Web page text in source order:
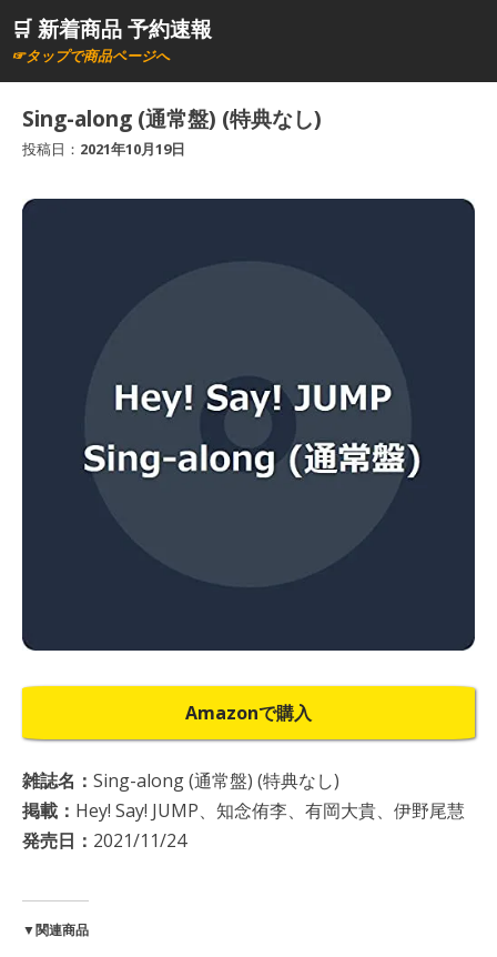
ン🛒 新着商品 予約速報
☞タップで商品ページへ
Sing-along (通常盤) (特典なし)
投稿日： 2021年10月19日
Amazonで購入
雑誌名： Sing-along (通常盤) (特典なし)
掲載： Hey! Say! JUMP、知念侑李、有岡大貴、伊野尾慧
発売日： 2021/11/24
▼関連商品